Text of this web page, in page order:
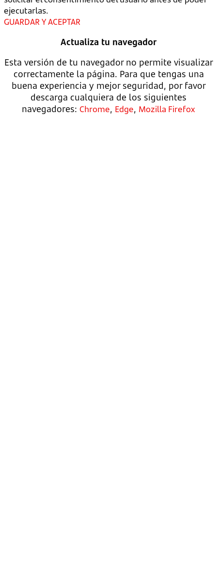
ejecutarlas.
GUARDAR Y ACEPTAR
Actualiza tu navegador
Esta versión de tu navegador no permite visualizar
correctamente la página. Para que tengas una
buena experiencia y mejor seguridad, por favor
descarga cualquiera de los siguientes
navegadores: Chrome, Edge, Mozilla Firefox